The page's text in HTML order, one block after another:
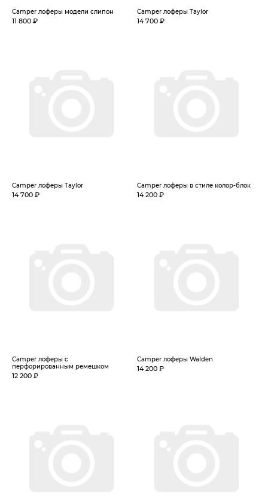
Camper лоферы модели слипон
11 800 ₽
Camper лоферы Taylor
14 700 ₽
Camper лоферы Taylor
14 700 ₽
Camper лоферы в стиле колор-блок
14 200 ₽
Camper лоферы с
перфорированным ремешком
12 200 ₽
Camper лоферы Walden
14 200 ₽